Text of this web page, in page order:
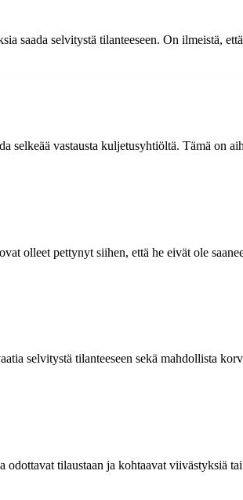
saada selvitystä tilanteeseen. On ilmeistä,
vastausta kuljetusyhtiöltä. Tämä on
olleet pettynyt siihen, että he eivät ole
selvitystä tilanteeseen sekä mahdollista
odottavat tilaustaan ja kohtaavat viivästyksiä